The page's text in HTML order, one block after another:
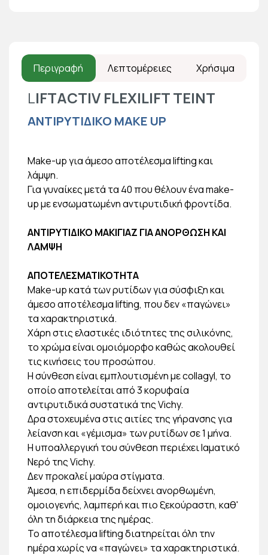
Περιγραφή Λεπτομέρειες Χρήσιμα
LIFTACTIV FLEXILIFT TEINT
ΑΝΤΙΡΥΤΙΔΙΚΟ MAKE UP
Make-up για άμεσο αποτέλεσμα lifting και
λάμψη.
Για γυναίκες μετά τα 40 που θέλουν ένα make-
up με ενσωματωμένη αντιρυτιδική φροντίδα.
ΑΝΤΙΡΥΤΙΔΙΚΟ ΜΑΚΙΓΙΑΖ ΓΙΑ ΑΝΟΡΘΩΣΗ ΚΑΙ
ΛΑΜΨΗ
ΑΠΟΤΕΛΕΣΜΑΤΙΚΟΤΗΤΑ
Make-up κατά των ρυτίδων για σύσφιξη και
άμεσο αποτέλεσμα lifting, που δεν «παγώνει»
τα χαρακτηριστικά.
Χάρη στις ελαστικές ιδιότητες της σιλικόνης,
το χρώμα είναι ομοιόμορφο καθώς ακολουθεί
τις κινήσεις του προσώπου.
Η σύνθεση είναι εμπλουτισμένη με collagyl, το
οποίο αποτελείται από 3 κορυφαία
αντιρυτιδικά συστατικά της Vichy.
Δρα στοχευμένα στις αιτίες της γήρανσης για
λείανση και «γέμισμα» των ρυτίδων σε 1 μήνα.
Η υποαλλεργική του σύνθεση περιέχει Ιαματικό
Νερό της Vichy.
Δεν προκαλεί μαύρα στίγματα.
Άμεσα, η επιδερμίδα δείχνει ανορθωμένη,
ομοιογενής, λαμπερή και πιο ξεκούραστη, καθ'
όλη τη διάρκεια της ημέρας.
Το αποτέλεσμα lifting διατηρείται όλη την
ημέρα χωρίς να «παγώνει» τα χαρακτηριστικά.